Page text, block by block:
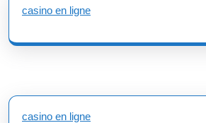
casino en ligne
casino en ligne